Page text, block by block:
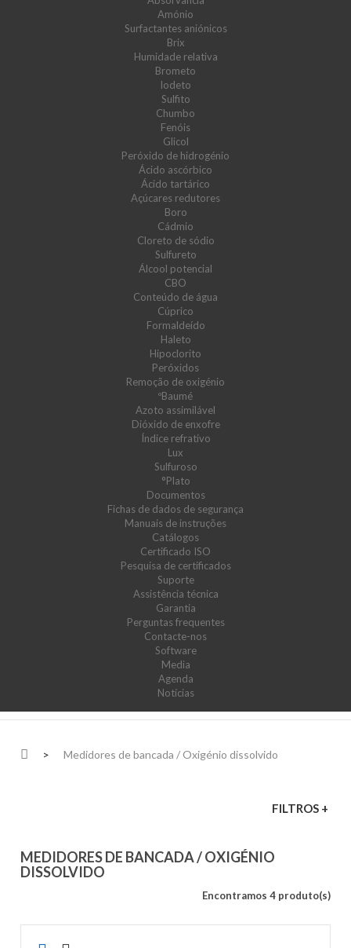
Amónio
Surfactantes aniónicos
Brix
Humidade relativa
Brometo
Iodeto
Sulfito
Chumbo
Fenóis
Glicol
Peróxido de hidrogénio
Ácido ascórbico
Ácido tartárico
Açúcares redutores
Boro
Cádmio
Cloreto de sódio
Sulfureto
Álcool potencial
CBO
Conteúdo de água
Cúprico
Formaldeído
Haleto
Hipoclorito
Peróxidos
Remoção de oxigénio
ºBaumé
Azoto assimilável
Dióxido de enxofre
Índice refrativo
Lux
Sulfuroso
°Plato
Documentos
Fichas de dados de segurança
Manuais de instruções
Catálogos
Certificado ISO
Pesquisa de certificados
Suporte
Assistência técnica
Garantia
Perguntas frequentes
Contacte-nos
Software
Media
Agenda
Notícias
> Medidores de bancada / Oxigénio dissolvido
FILTROS +
MEDIDORES DE BANCADA / OXIGÉNIO
DISSOLVIDO
Encontramos 4 produto(s)